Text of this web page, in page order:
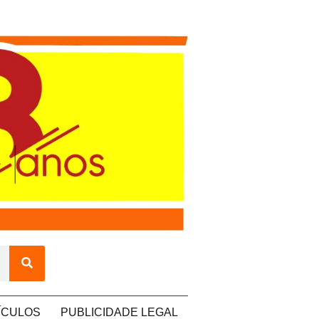
PUBLICIDADE LEGAL